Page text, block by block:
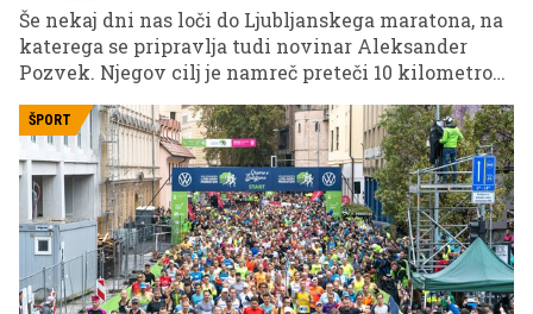
Še nekaj dni nas loči do Ljubljanskega maratona, na
katerega se pripravlja tudi novinar Aleksander
Pozvek. Njegov cilj je namreč preteči 10 kilometrov,
a ob tem se marsikdo sprašuje, ali mu bo tudi res
uspelo? Še več, padla je tudi stava. Torej, ali bo
pretekel to razdaljo v manj kot eni uri?
ŠPORT